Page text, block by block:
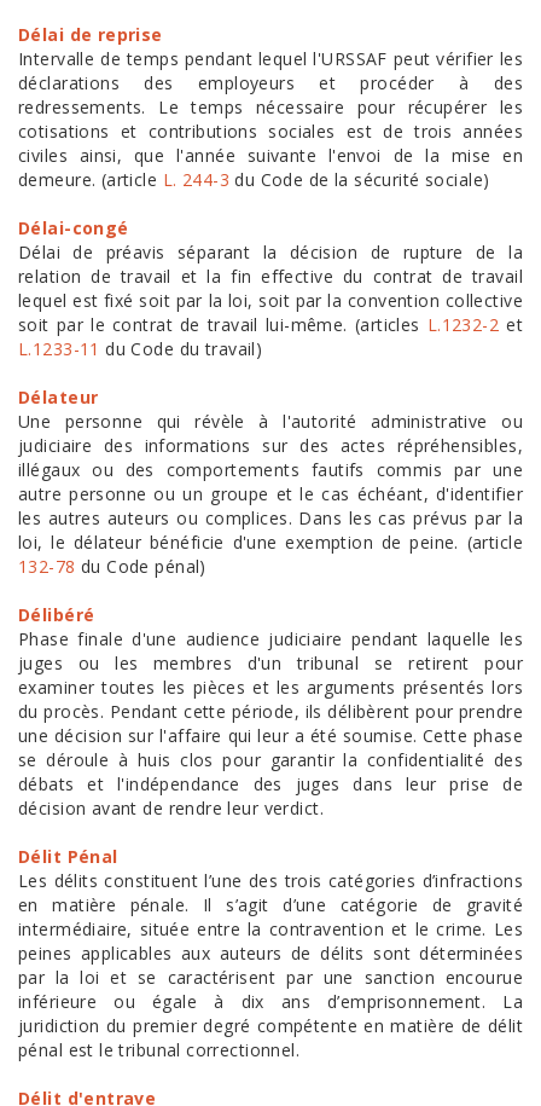
Délai de reprise
Intervalle de temps pendant lequel l'URSSAF peut vérifier les
déclarations des employeurs et procéder à des
redressements. Le temps nécessaire pour récupérer les
cotisations et contributions sociales est de trois années
civiles ainsi, que l'année suivante l'envoi de la mise en
demeure. (article L. 244-3 du Code de la sécurité sociale)
Délai-congé
Délai de préavis séparant la décision de rupture de la
relation de travail et la fin effective du contrat de travail
lequel est fixé soit par la loi, soit par la convention collective
soit par le contrat de travail lui-même. (articles L.1232-2 et
L.1233-11 du Code du travail)
Délateur
Une personne qui révèle à l'autorité administrative ou
judiciaire des informations sur des actes répréhensibles,
illégaux ou des comportements fautifs commis par une
autre personne ou un groupe et le cas échéant, d'identifier
les autres auteurs ou complices. Dans les cas prévus par la
loi, le délateur bénéficie d'une exemption de peine. (article
132-78 du Code pénal)
Délibéré
Phase finale d'une audience judiciaire pendant laquelle les
juges ou les membres d'un tribunal se retirent pour
examiner toutes les pièces et les arguments présentés lors
du procès. Pendant cette période, ils délibèrent pour prendre
une décision sur l'affaire qui leur a été soumise. Cette phase
se déroule à huis clos pour garantir la confidentialité des
débats et l'indépendance des juges dans leur prise de
décision avant de rendre leur verdict.
Délit Pénal
Les délits constituent l’une des trois catégories d’infractions
en matière pénale. Il s’agit d’une catégorie de gravité
intermédiaire, située entre la contravention et le crime. Les
peines applicables aux auteurs de délits sont déterminées
par la loi et se caractérisent par une sanction encourue
inférieure ou égale à dix ans d’emprisonnement. La
juridiction du premier degré compétente en matière de délit
pénal est le tribunal correctionnel.
Délit d'entrave